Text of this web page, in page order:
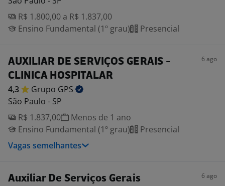
R$ 1.800,00 a R$ 1.837,00
Ensino Fundamental (1º grau)
Presencial
AUXILIAR DE SERVIÇOS GERAIS -
CLINICA HOSPITALAR
6 ago
4,3 Grupo GPS
São Paulo - SP
R$ 1.837,00
Menos de 1 ano
Ensino Fundamental (1º grau)
Presencial
Vagas semelhantes
Auxiliar De Serviços Gerais 6 ago